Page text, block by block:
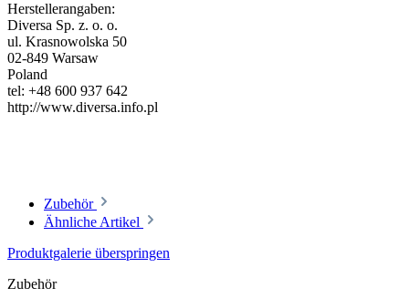
Herstellerangaben:
Diversa Sp. z. o. o.
ul. Krasnowolska 50
02-849 Warsaw
Poland
tel: +48 600 937 642
http://www.diversa.info.pl
Zubehör
Ähnliche Artikel
Produktgalerie überspringen
Zubehör